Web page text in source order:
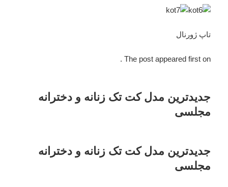
تاپ ژورنال
The post appeared first on .
جدیدترین مدل کت تک زنانه و دخترانه
مجلسی
جدیدترین مدل کت تک زنانه و دخترانه
مجلسی